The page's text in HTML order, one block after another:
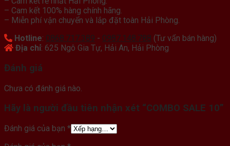
– Cam kết 100% hàng chính hãng.
– Miễn phí vận chuyển và lắp đặt toàn Hải Phòng.
Hotline: 0868.717.389 - 0987.148.788 (Tư vấn bán hàng)
Địa chỉ: 625 Ngô Gia Tự, Hải An, Hải Phòng
Đánh giá
Chưa có đánh giá nào.
Hãy là người đầu tiên nhận xét “COMBO SALE 10”
Đánh giá của bạn *